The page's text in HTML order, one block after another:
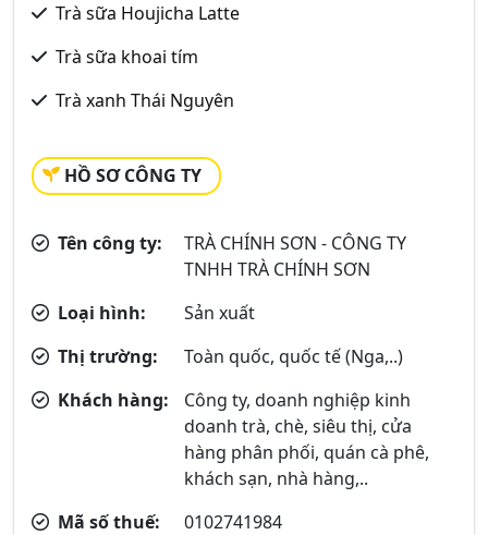
Trà sữa Houjicha Latte
Trà sữa khoai tím
Trà xanh Thái Nguyên
HỒ SƠ CÔNG TY
Tên công ty:
TRÀ CHÍNH SƠN - CÔNG TY
TNHH TRÀ CHÍNH SƠN
Loại hình:
Sản xuất
Thị trường:
Toàn quốc, quốc tế (Nga,..)
Khách hàng:
Công ty, doanh nghiệp kinh
doanh trà, chè, siêu thị, cửa
hàng phân phối, quán cà phê,
khách sạn, nhà hàng,..
Mã số thuế:
0102741984